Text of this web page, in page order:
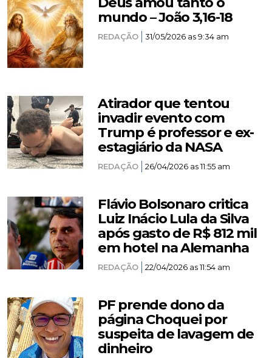
mundo – João 3,16-18
REDAÇÃO 31/05/2026 as 9:34 am
Atirador que tentou
invadir evento com
Trump é professor e ex-
estagiário da NASA
REDAÇÃO 26/04/2026 as 11:55 am
Flávio Bolsonaro critica
Luiz Inácio Lula da Silva
após gasto de R$ 812 mil
em hotel na Alemanha
REDAÇÃO 22/04/2026 as 11:54 am
PF prende dono da
página Choquei por
suspeita de lavagem de
dinheiro